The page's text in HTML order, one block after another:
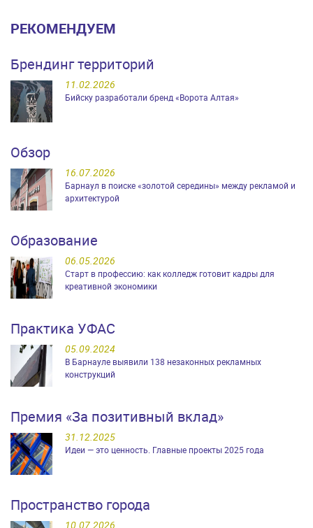
РЕКОМЕНДУЕМ
Брендинг территорий
11.02.2026
Бийску разработали бренд «Ворота Алтая»
Обзор
16.07.2026
Барнаул в поиске «золотой середины» между рекламой и
архитектурой
Образование
06.05.2026
Старт в профессию: как колледж готовит кадры для
креативной экономики
Практика УФАС
05.09.2024
В Барнауле выявили 138 незаконных рекламных
конструкций
Премия «За позитивный вклад»
31.12.2025
Идеи — это ценность. Главные проекты 2025 года
Пространство города
10.07.2026